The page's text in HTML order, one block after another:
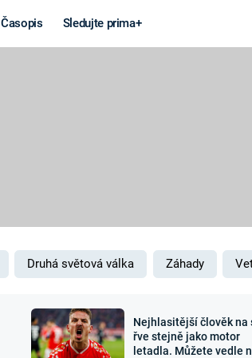
Časopis Sledujte prima+
MARS
Záhady a
Druhá světová válka Záhady
Nejhlasitější člověk na
řve stejně jako motor
letadla. Můžete vedle